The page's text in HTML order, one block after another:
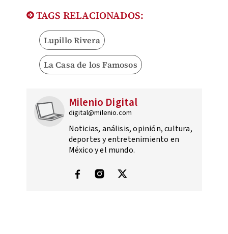
TAGS RELACIONADOS:
Lupillo Rivera
La Casa de los Famosos
Milenio Digital
digital@milenio.com
Noticias, análisis, opinión, cultura,
deportes y entretenimiento en
México y el mundo.